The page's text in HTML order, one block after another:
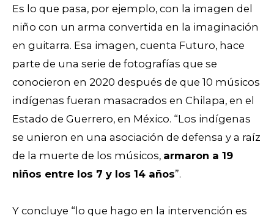
Es lo que pasa, por ejemplo, con la imagen del
niño con un arma convertida en la imaginación
en guitarra. Esa imagen, cuenta Futuro, hace
parte de una serie de fotografías que se
conocieron en 2020 después de que 10 músicos
indígenas fueran masacrados en Chilapa, en el
Estado de Guerrero, en México. “Los indígenas
se unieron en una asociación de defensa y a raíz
de la muerte de los músicos, armaron a 19
niños entre los 7 y los 14 años”.
Y concluye “lo que hago en la intervención es